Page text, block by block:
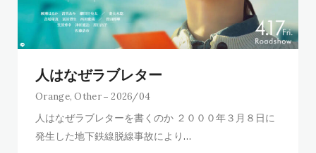
人はなぜラブレター
Orange,Other 2026/04
人はなぜラブレターを書くのか ２０００年３月８日に
発生した地下鉄線脱線事故により …